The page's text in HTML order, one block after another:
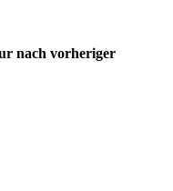
nach vorheriger